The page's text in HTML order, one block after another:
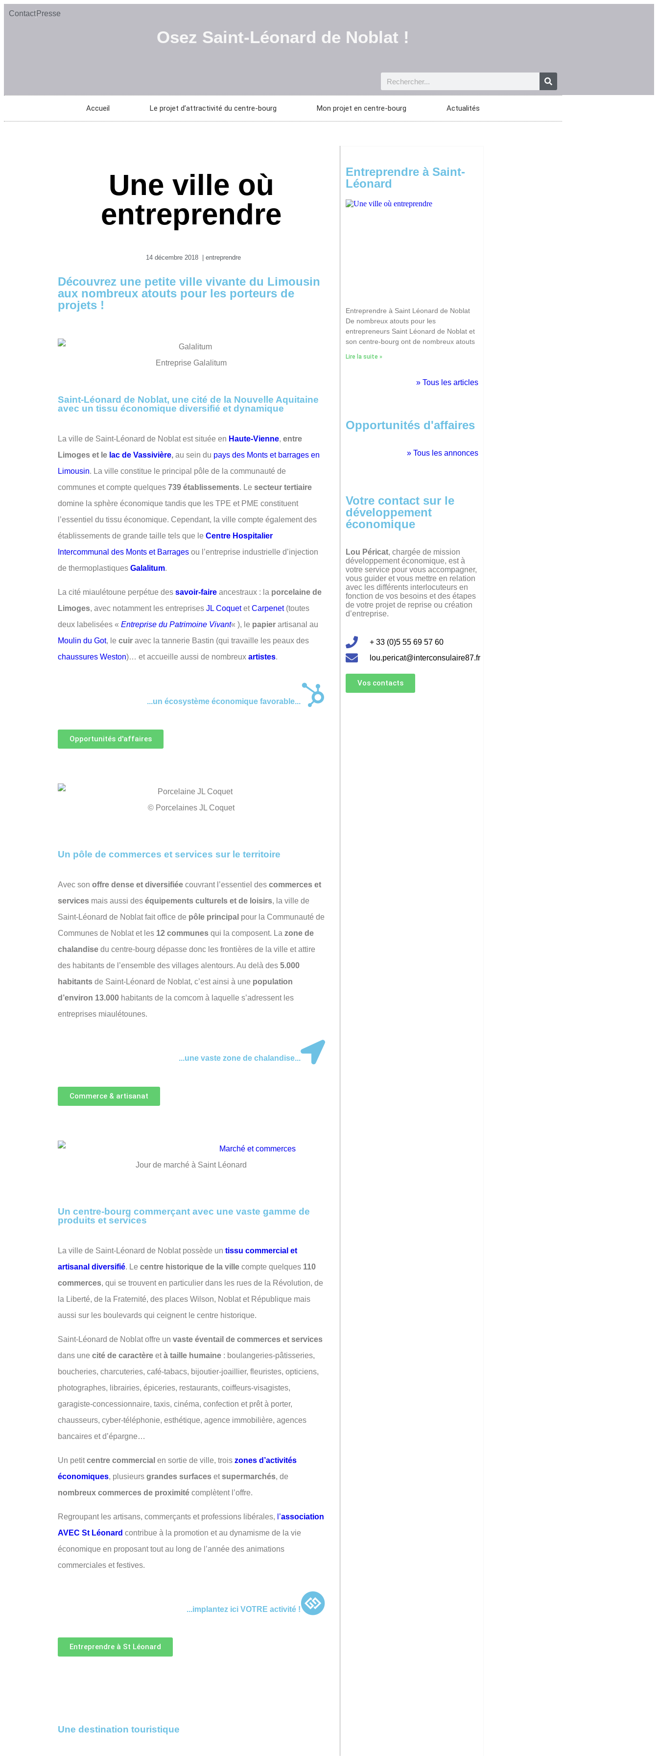
Contact Presse
Osez Saint-Léonard de Noblat !
Accueil Le projet d’attractivité du centre-bourg Mon projet en centre-bourg Actualités
Une ville où
entreprendre
14 décembre 2018 entreprendre
Découvrez une petite ville vivante du Limousin
aux nombreux atouts pour les porteurs de
projets !
Entreprise Galalitum
Saint-Léonard de Noblat, une cité de la Nouvelle Aquitaine
avec un tissu économique diversifié et dynamique
La ville de Saint-Léonard de Noblat est située en Haute-Vienne, entre
Limoges et le lac de Vassivière, au sein du pays des Monts et barrages en
Limousin. La ville constitue le principal pôle de la communauté de
communes et compte quelques 739 établissements. Le secteur tertiaire
domine la sphère économique tandis que les TPE et PME constituent
l’essentiel du tissu économique. Cependant, la ville compte également des
établissements de grande taille tels que le Centre Hospitalier
Intercommunal des Monts et Barrages ou l’entreprise industrielle d’injection
de thermoplastiques Galalitum.
La cité miaulétoune perpétue des savoir-faire ancestraux : la porcelaine de
Limoges, avec notamment les entreprises JL CoquetetCarpenet(toutes
deux labelisées « Entreprise du Patrimoine Vivant« ), le papier artisanal au
Moulin du Got, le cuir avec la tannerie Bastin (qui travaille les peaux des
chaussures Weston)… et accueille aussi de nombreux artistes.
...un écosystème économique favorable...
Opportunités d'affaires
© Porcelaines JL Coquet
Un pôle de commerces et services sur le territoire
Avec son offre dense et diversifiée couvrant l’essentiel des commerces et
services mais aussi des équipements culturels et de loisirs, la ville de
Saint-Léonard de Noblat fait office de pôle principal pour la Communauté de
Communes de Noblat et les 12 communes qui la composent. La zone de
chalandise du centre-bourg dépasse donc les frontières de la ville et attire
des habitants de l’ensemble des villages alentours. Au delà des 5.000
habitants de Saint-Léonard de Noblat, c’est ainsi à une population
d’environ 13.000 habitants de la comcom à laquelle s’adressent les
entreprises miaulétounes.
...une vaste zone de chalandise...
Commerce & artisanat
Jour de marché à Saint Léonard
Un centre-bourg commerçant avec une vaste gamme de
produits et services
La ville de Saint-Léonard de Noblat possède un tissu commercial et
artisanal diversifié. Le centre historique de la ville compte quelques 110
commerces, qui se trouvent en particulier dans les rues de la Révolution, de
la Liberté, de la Fraternité, des places Wilson, Noblat et République mais
aussi sur les boulevards qui ceignent le centre historique.
Saint-Léonard de Noblat offre un vaste éventail de commerces et services
dans une cité de caractère età taille humaine : boulangeries-pâtisseries,
boucheries, charcuteries, café-tabacs, bijoutier-joaillier, fleuristes, opticiens,
photographes, librairies, épiceries, restaurants, coiffeurs-visagistes,
garagiste-concessionnaire, taxis, cinéma, confection et prêt à porter,
chausseurs, cyber-téléphonie, esthétique, agence immobilière, agences
bancaires et d’épargne…
Un petitcentre commercial en sortie de ville, trois zones d’activités
économiques, plusieurs grandes surfaces etsupermarchés, de
nombreux commerces de proximité complètent l’offre.
Regroupant les artisans, commerçants et professions libérales, l’association
AVEC St Léonard contribue à la promotion et au dynamisme de la vie
économique en proposant tout au long de l’année des animations
commerciales et festives.
...implantez ici VOTRE activité !
Entreprendre à St Léonard
Une destination touristique
Entreprendre à Saint-
Léonard
Entreprendre à Saint Léonard de Noblat
De nombreux atouts pour les
entrepreneurs Saint Léonard de Noblat et
son centre-bourg ont de nombreux atouts
Lire la suite »
» Tous les articles
Opportunités d'affaires
» Tous les annonces
Votre contact sur le
développement
économique
Lou Péricat, chargée de mission
développement économique, est à
votre service pour vous accompagner,
vous guider et vous mettre en relation
avec les différents interlocuteurs en
fonction de vos besoins et des étapes
de votre projet de reprise ou création
d’entreprise.
+ 33 (0)5 55 69 57 60
lou.pericat@interconsulaire87.fr
Vos contacts